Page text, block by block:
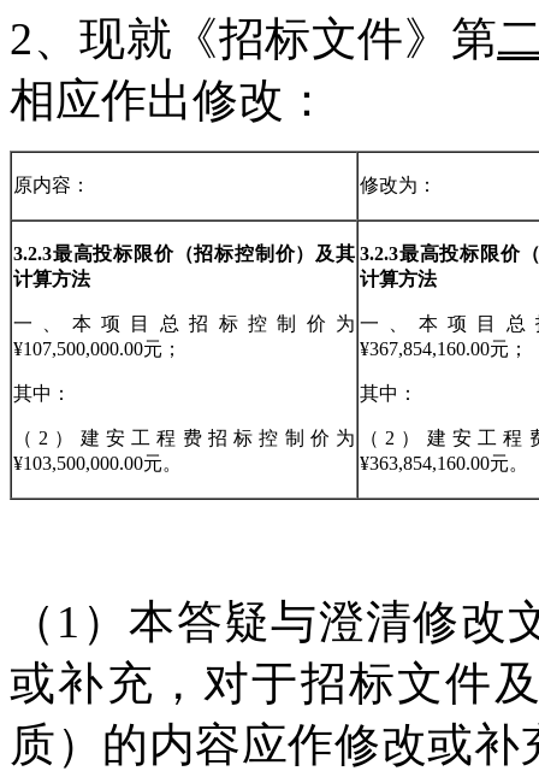
2、现就《招标文件》第
相应作出修改：
原内容： 修改为：
3.2.3最高投标限价（招标控制价）及其
计算方法
一、本项目总招标控制价为
¥107,500,000.00元；
其中：
（2）建安工程费招标控制价为
¥103,500,000.00元。
3.2.3最高投标限价
计算方法
一、本项目总
¥367,854,160.00元；
其中：
（2）建安工程
¥363,854,160.00元。
（1）本答疑与澄清修
或补充，对于招标文件
质）的内容应作修改或